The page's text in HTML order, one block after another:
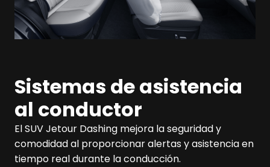
Sistemas de asistencia
al conductor
El SUV Jetour Dashing mejora la seguridad y
comodidad al proporcionar alertas y asistencia en
tiempo real durante la conducción.